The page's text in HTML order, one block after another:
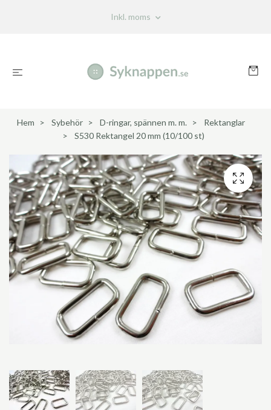
Inkl. moms
Hem Sybehör D-ringar, spännen m. m.
Rektanglar
S530 Rektangel 20 mm (10/100 st)